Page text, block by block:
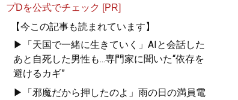
プDを公式でチェック [PR]
【今この記事も読まれています】
▶「天国で一緒に生きていく」AIと会話した
あと自死した男性も...専門家に聞いた“依存を
避けるカギ”
▶「邪魔だから押したのよ」雨の日の満員電